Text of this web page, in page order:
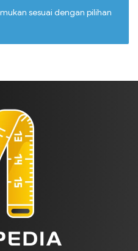
sesuai dengan pilihan